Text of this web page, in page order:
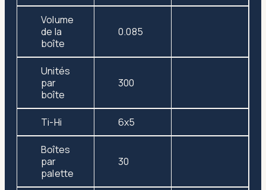
Volume
de la
boîte
0.085
Unités
par
boîte
300
Ti-Hi 6x5
Boîtes
par
palette
30